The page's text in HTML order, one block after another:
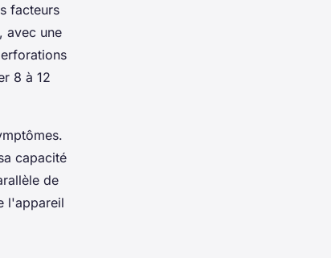
facteurs
avec une
8 à 12
capacité
de
l'appareil